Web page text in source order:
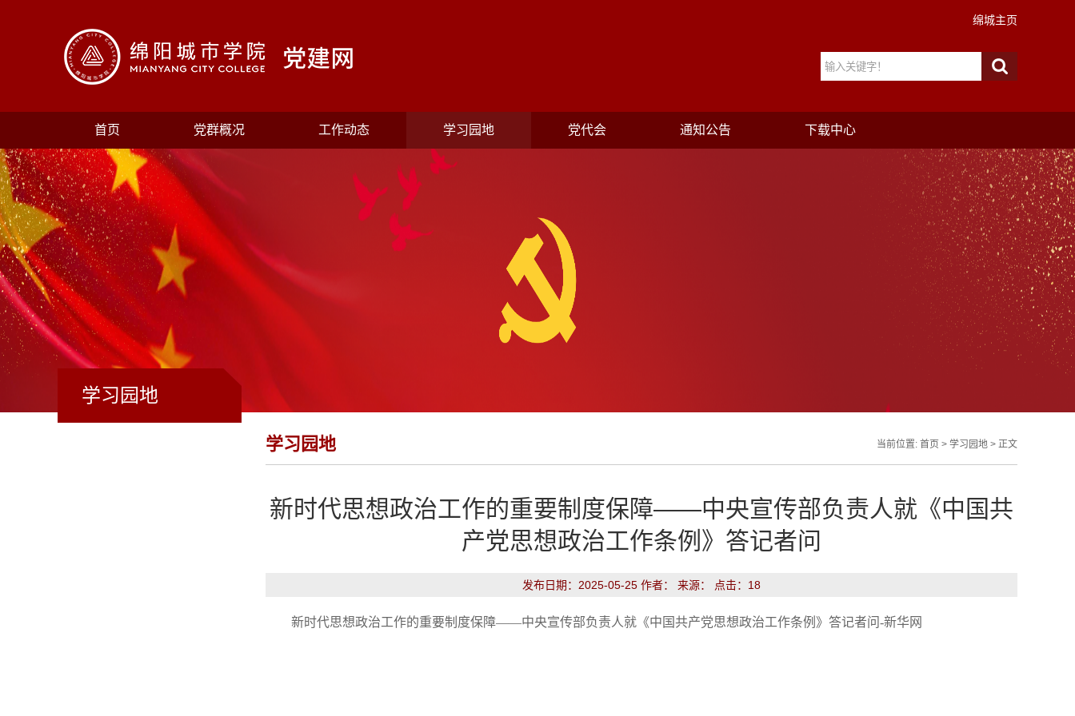
绵城主页
首页 党群概况 工作动态 学习园地 党代会 通知公告 下载中心
学习园地
学习园地 当前位置: 首页 > 学习园地 > 正文
新时代思想政治工作的重要制度保障——中央宣传部负责人就《中国共
产党思想政治工作条例》答记者问
发布日期：2025-05-25 作者： 来源： 点击： 18
新时代思想政治工作的重要制度保障——中央宣传部负责人就《中国共产党思想政治工作条例》答记者问-新华网